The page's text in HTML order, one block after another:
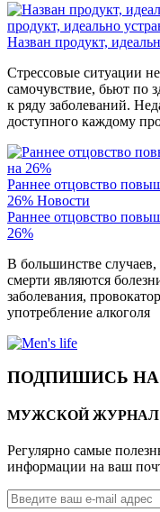
продукт, идеально
Назван продукт,
Стрессовые ситуации
самочувствие, бьют по
к ряду заболеваний.
доступного каждому
Раннее отцовство
26% Новости
Раннее отцовство
26%
В большинстве
смерти являются
заболевания,
употребление алкоголя
ПОДПИШИСЬ
МУЖСКОЙ ЖУРНАЛ
Регулярно самые
информации на ваш